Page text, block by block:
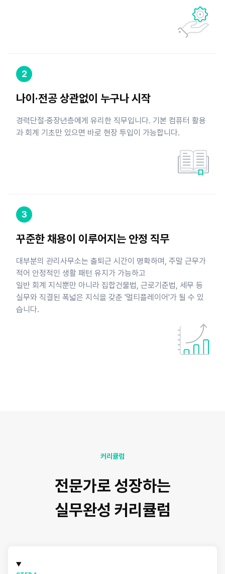
2
나이·전공 상관없이 누구나 시작
경력단절·중장년층에게 유리한 직무입니다. 기본 컴퓨터 활용
과 회계 기초만 있으면 바로 현장 투입이 가능합니다.
3
꾸준한 채용이 이루어지는 안정 직무
대부분의 관리사무소는 출퇴근 시간이 명확하며, 주말 근무가
적어 안정적인 생활 패턴 유지가 가능하고
일반 회계 지식뿐만 아니라 집합건물법, 근로기준법, 세무 등
실무와 직결된 폭넓은 지식을 갖춘 '멀티플레이어'가 될 수 있
습니다.
커리큘럼
전문가로 성장하는
실무완성 커리큘럼